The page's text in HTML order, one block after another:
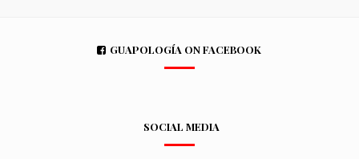
GUAPOLOGÍA ON FACEBOOK
SOCIAL MEDIA